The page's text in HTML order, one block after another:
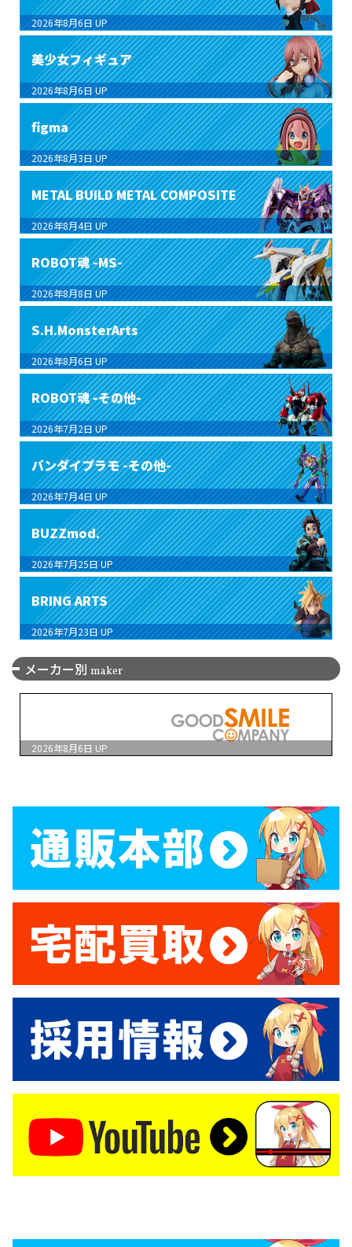
2026年8月6日 UP
美少女フィギュア
2026年8月6日 UP
figma
2026年8月3日 UP
METAL BUILD METAL COMPOSITE
2026年8月4日 UP
ROBOT魂 -MS-
2026年8月8日 UP
S.H.MonsterArts
2026年8月6日 UP
ROBOT魂 -その他-
2026年7月2日 UP
バンダイプラモ -その他-
2026年7月4日 UP
BUZZmod.
2026年7月25日 UP
BRING ARTS
2026年7月23日 UP
メーカー別 maker
2026年8月6日 UP